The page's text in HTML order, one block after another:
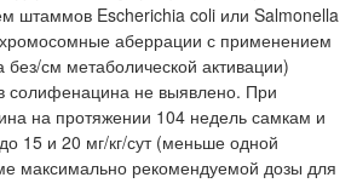
штаммов Escherichia coli или Salmonella
аберрации с применением
см метаболической активации)
солифенацина не выявлено. При
на протяжении 104 недель самкам и
15 и 20 мг/кг/сут (меньше одной
максимально рекомендуемой дозы для